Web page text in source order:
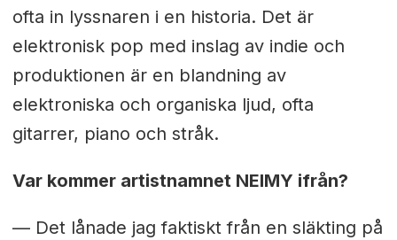
ofta in lyssnaren i en historia. Det är
elektronisk pop med inslag av indie och
produktionen är en blandning av
elektroniska och organiska ljud, ofta
gitarrer, piano och stråk.
Var kommer artistnamnet NEIMY ifrån?
— Det lånade jag faktiskt från en släkting på